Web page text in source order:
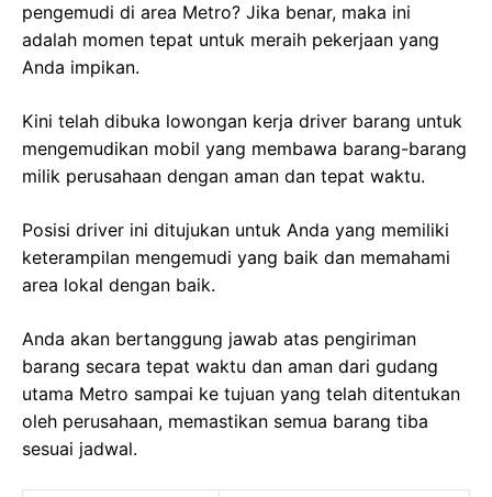
pengemudi di area Metro? Jika benar, maka ini
adalah momen tepat untuk meraih pekerjaan yang
Anda impikan.
Kini telah dibuka lowongan kerja driver barang untuk
mengemudikan mobil yang membawa barang-barang
milik perusahaan dengan aman dan tepat waktu.
Posisi driver ini ditujukan untuk Anda yang memiliki
keterampilan mengemudi yang baik dan memahami
area lokal dengan baik.
Anda akan bertanggung jawab atas pengiriman
barang secara tepat waktu dan aman dari gudang
utama Metro sampai ke tujuan yang telah ditentukan
oleh perusahaan, memastikan semua barang tiba
sesuai jadwal.